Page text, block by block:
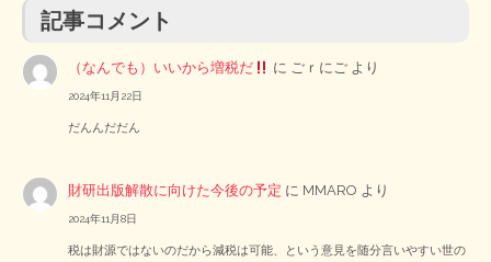
記事コメント
（なんでも）いいから増税だ に ごｒにご より
2024年11月22日
だんんだだん
財研出版解散に向けた今後の予定 に MMARO より
2024年11月8日
税は財源ではないのだから減税は可能、という意見を随分言いやすい世の